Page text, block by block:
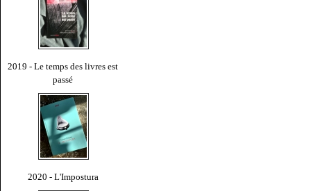
2019 - Le temps des livres est
passé
2020 - L'Impostura